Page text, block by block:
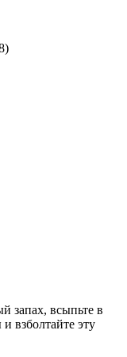
запах, всыпьте в
взболтайте эту